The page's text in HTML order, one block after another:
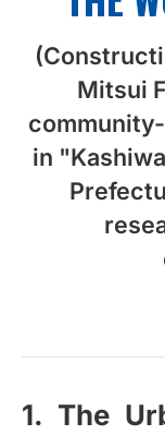
Mitsui
in
1. The